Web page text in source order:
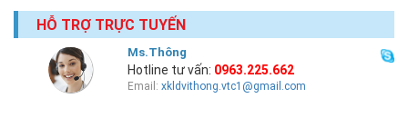
HỖ TRỢ TRỰC TUYẾN
Ms.Thông
Hotline tư vấn: 0963.225.662
Email:xkldvithong.vtc1@gmail.com